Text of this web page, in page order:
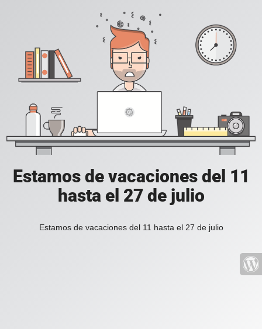
Estamos de vacaciones del 11
hasta el 27 de julio
Estamos de vacaciones del 11 hasta el 27 de julio